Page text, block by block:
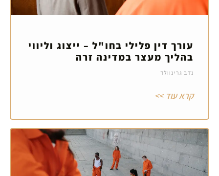
עורך דין פלילי בחו"ל – ייצוג וליווי
בהליך מעצר במדינה זרה
נדב גרינוולד
קרא עוד >>